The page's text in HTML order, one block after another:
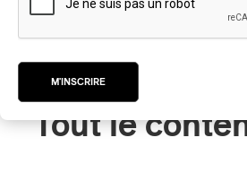
Tout le
M'INSCRIRE